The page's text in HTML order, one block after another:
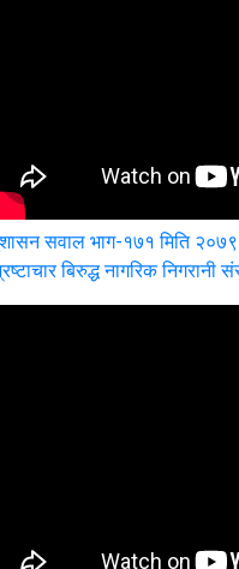
सवाल भाग-१७१ मिति २०७९
बिरुद्ध नागरिक निगरानी